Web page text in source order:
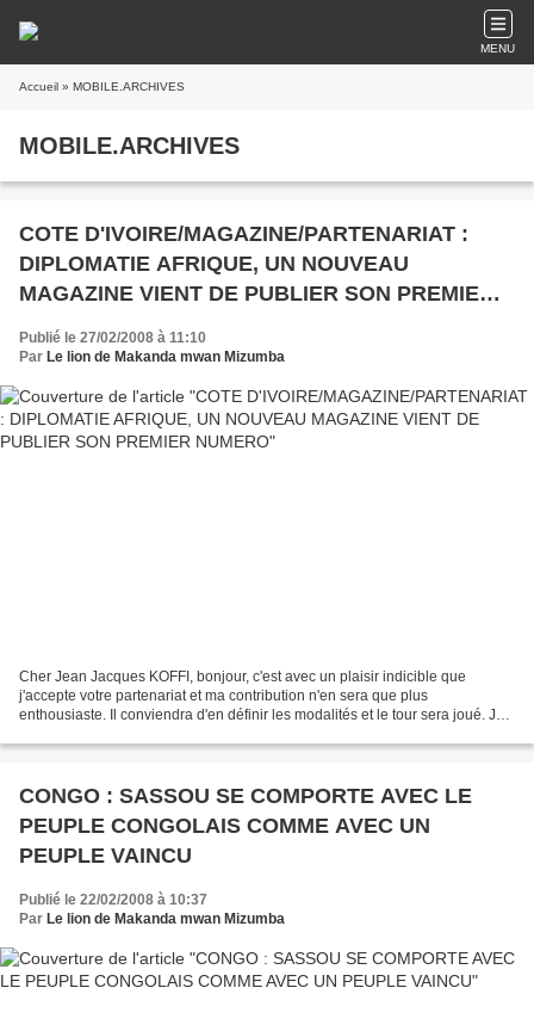
MENU
Accueil » MOBILE.ARCHIVES
MOBILE.ARCHIVES
COTE D'IVOIRE/MAGAZINE/PARTENARIAT :
DIPLOMATIE AFRIQUE, UN NOUVEAU
MAGAZINE VIENT DE PUBLIER SON PREMIER
NUMERO
Publié le 27/02/2008 à 11:10
Par Le lion de Makanda mwan Mizumba
Cher Jean Jacques KOFFI, bonjour, c'est avec un plaisir indicible que
j'accepte votre partenariat et ma contribution n'en sera que plus
enthousiaste. Il conviendra d'en définir les modalités et le tour sera joué. Je
CONGO : SASSOU SE COMPORTE AVEC LE
PEUPLE CONGOLAIS COMME AVEC UN
PEUPLE VAINCU
Publié le 22/02/2008 à 10:37
Par Le lion de Makanda mwan Mizumba